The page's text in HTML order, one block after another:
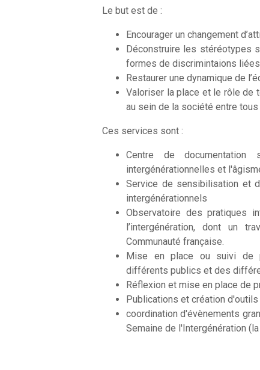
Le but est de :
Encourager un changement
Déconstruire les stéréotypes
formes de discrimintaions liées
Restaurer une dynamique de
Valoriser la place et le rôle de
au sein de la société entre
Ces services sont :
Centre de documentation
intergénérationnelles et
Service de sensibilisation et
intergénérationnels
Observatoire des pratiques
l’intergénération, dont un
Communauté française.
Mise en place ou suivi de
différents publics et des
Réflexion et mise en place de
Publications et création d'outils
coordination d'évènements
Semaine de l'Intergénération (la